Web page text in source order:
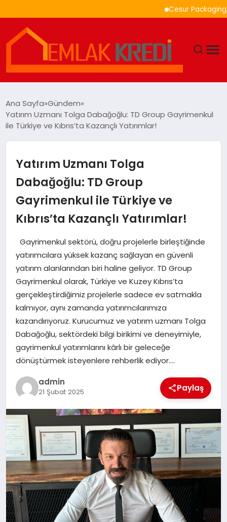
Cesur Packaging,
EKONOMI
MAGAZIN
SIYASET
SPOR
TEKNOLOJI
YAŞAM
Ana Sayfa Gündem
Yatırım Uzmanı Tolga Dabağoğlu: TD Group Gayrimenkul
ile Türkiye ve Kıbrıs’ta Kazançlı Yatırımlar!
Yatırım Uzmanı Tolga
Dabağoğlu: TD Group
Gayrimenkul ile Türkiye ve
Kıbrıs’ta Kazançlı Yatırımlar!
Gayrimenkul sektörü, doğru projelerle birleştiğinde
yatırımcılara yüksek kazanç sağlayan en güvenli
yatırım alanlarından biri haline geliyor. TD Group
Gayrimenkul olarak, Türkiye ve Kuzey Kıbrıs’ta
gerçekleştirdiğimiz projelerle sadece ev satmakla
kalmıyor, aynı zamanda yatırımcılarımıza
kazandırıyoruz. Kurucumuz ve yatırım uzmanı Tolga
Dabağoğlu, sektördeki bilgi birikimi ve deneyimiyle,
gayrimenkul yatırımlarını kârlı bir geleceğe
dönüştürmek isteyenlere rehberlik ediyor….
admin
21 Şubat 2025 Paylaş